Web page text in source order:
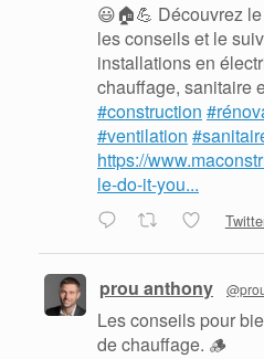
😃🏠💪 Découvrez
les conseils et le
installations en
chauffage, sanitaire
#construction
#ventilation
https://
le-do-it-you...
prou anthony
Les conseils pour
de chauffage. 🪵